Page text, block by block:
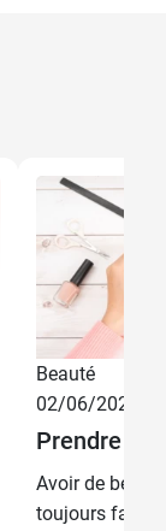
Beauté
02/06/2026
Prendre
Avoir de
toujours facile